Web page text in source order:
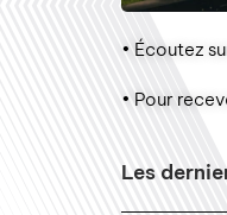
• Écoutez
• Pour
Les